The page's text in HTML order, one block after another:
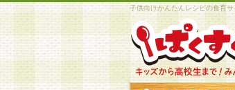
子供向けかんたんレシピの食育サ